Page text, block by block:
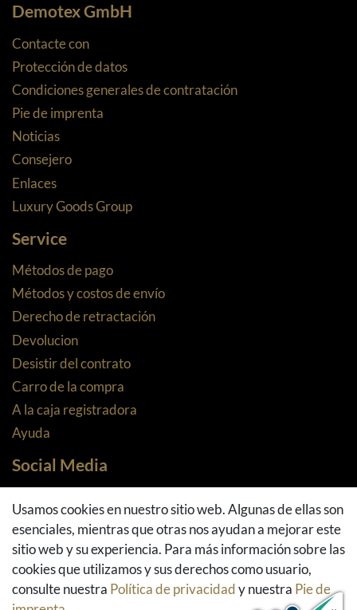
Demotex GmbH
Contacte con
Protección de datos
Condiciones generales de contratación
Pie de imprenta
Noticias
Consejero
Enlaces
Luxury Goods Group
Service
Métodos de pago
Métodos y costos de envío
Derecho de retractación
Devolucion
Desistir del contrato
Carro de la compra
A la caja registradora
Ayuda
Social Media
Instagram
Pinterest
Youtube
Houzz
Usamos cookies en nuestro sitio web. Algunas de ellas son
esenciales, mientras que otras nos ayudan a mejorar este
sitio web y su experiencia. Para más información sobre las
cookies que utilizamos y sus derechos como usuario,
consulte nuestra Política de privacidady nuestra Pie de